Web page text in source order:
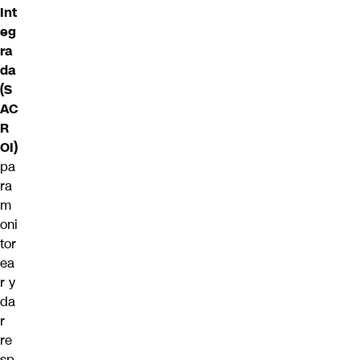
Int
eg
ra
da
(S
AC
R
OI)
pa
ra
m
oni
tor
ea
r y
da
r
re